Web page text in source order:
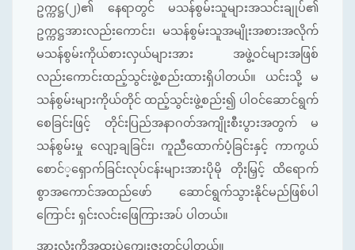
ဥက္ကဋ္ဌ(၂)၏ နေရာတွင် မသန်စွမ်းသူများအသင်းချုပ်၏
ဥက္ကဋ္ဌအားလည်းကောင်း၊ မသန်စွမ်းသူအမျိုးအစားအလိုက်
မသန်စွမ်းကိုယ်စားလှယ်များအား အဖွဲ့ဝင်များအဖြစ်
လည်းကောင်းထည့်သွင်းဖွဲ့စည်းထားရှိပါတယ်။ ယင်းသို့ မ
သန်စွမ်းများကိုယ်တိုင် ထည့်သွင်းဖွဲ့စည်း၍ ပါဝင်ဆောင်ရွက်
စေခြင်းဖြင့် တိုင်းပြည်အနာဂတ်အကျိုးစီးပွားအတွက် မ
သန်စွမ်းမှု လျော့ချခြင်း၊ ကူညီထောက်ပံ့ခြင်းနှင့် ကာကွယ်
စောင်‌့ရှောက်ခြင်းလုပ်ငန်းများအားပိုမို တိုးမြှင့် ထိရောက်
စွာအကောင်အထည်ဖော် ဆောင်ရွက်သွားနိုင်မည်ဖြစ်ပါ
ကြောင်း ရှင်းလင်းဖြေကြားအပ် ပါတယ်။
အားလုံးကိုအထူးပဲကျေးဇူးတင်ပါတယ်။